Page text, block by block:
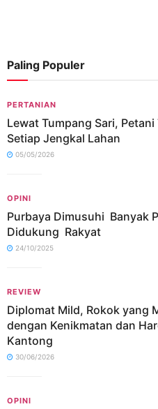
Paling Populer
PERTANIAN
Lewat Tumpang Sari,
Setiap Jengkal Lahan
05/05/2026
OPINI
Purbaya Dimusuhi Banyak
Didukung Rakyat
24/10/2025
REVIEW
Diplomat Mild, Rokok yang
dengan Kenikmatan dan
Kantong
30/06/2026
OPINI